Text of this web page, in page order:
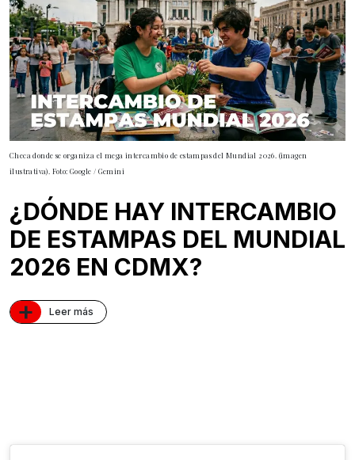
Checa donde se organiza el mega intercambio de estampas del Mundial 2026. (imagen
ilustrativa). Foto: Google / Gemini
¿DÓNDE HAY INTERCAMBIO
DE ESTAMPAS DEL MUNDIAL
2026 EN CDMX?
+ Leer más